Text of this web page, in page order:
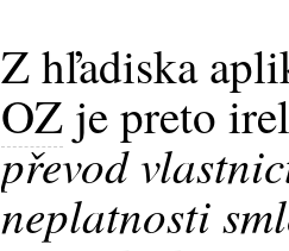
Z hľadiska
OZ je preto
převod
neplatnosti